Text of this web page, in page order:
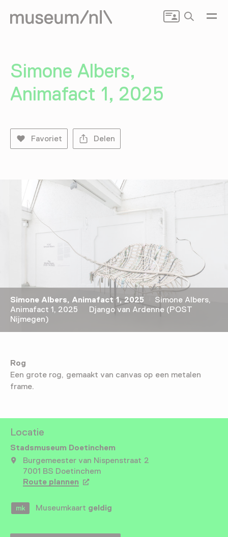
Zoeken
Simone Albers,
Animafact 1, 2025
Favoriet Delen
Simone Albers, Animafact 1, 2025 Simone Albers,
Animafact 1, 2025 Django van Ardenne (POST
Nijmegen)
Rog
Een grote rog, gemaakt van canvas op een metalen
frame.
Locatie
Stadsmuseum Doetinchem
Burgemeester van Nispenstraat 2
7001 BS Doetinchem
Route plannen Opent in een nieuw tabblad
Museumkaart geldig